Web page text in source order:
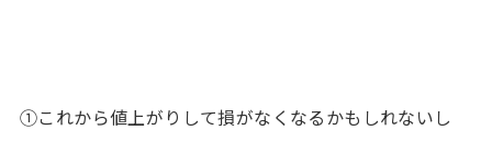
①これから値上がりして損がなくなるかもしれないし